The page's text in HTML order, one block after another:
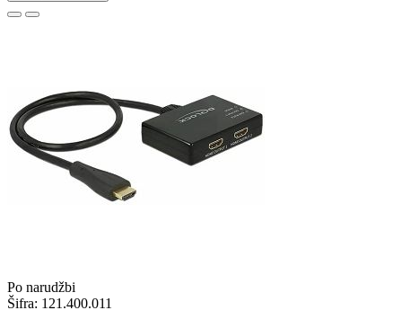
Po narudžbi
Šifra: 121.400.011